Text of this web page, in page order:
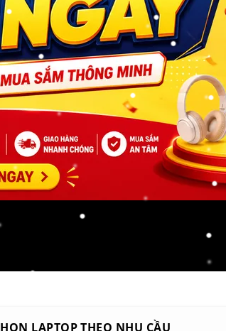
LAPTOP THEO NHU CẦU